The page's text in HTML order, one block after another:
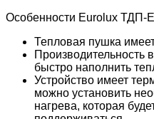
Особенности Eurolux ТДП-
Тепловая пушка
Производительность
быстро наполнить
Устройство имеет
можно установить
нагрева, которая